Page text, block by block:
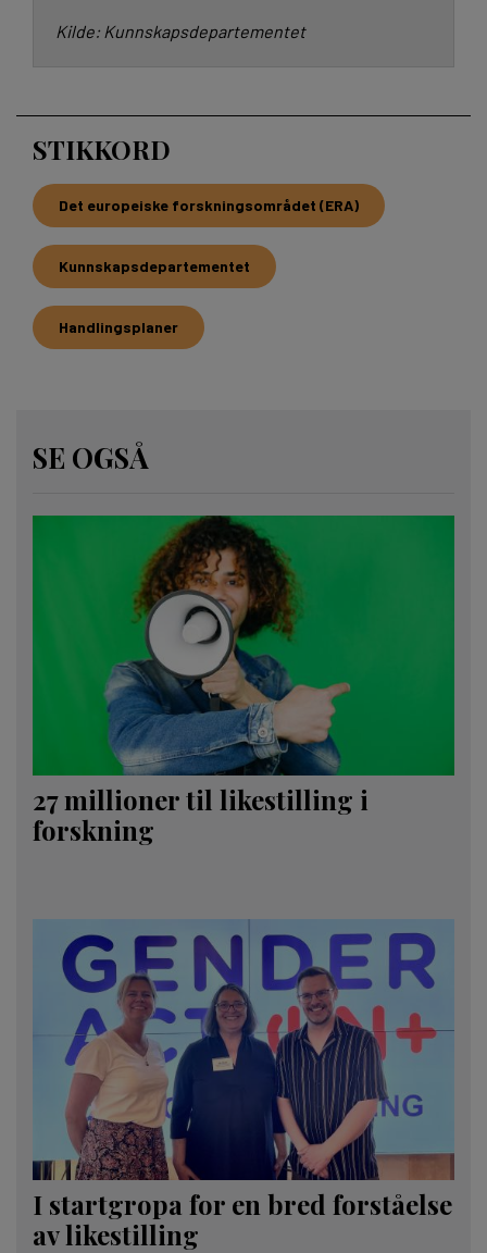
Kilde: Kunnskapsdepartementet
STIKKORD
Det europeiske forskningsområdet (ERA)
Kunnskapsdepartementet
Handlingsplaner
SE OGSÅ
27 millioner til likestilling i
forskning
I startgropa for en bred forståelse
av likestilling